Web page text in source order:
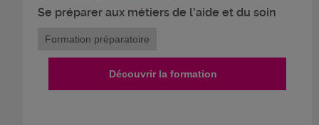
Se préparer aux métiers de l'aide et du soin
Formation préparatoire
Découvrir la formation